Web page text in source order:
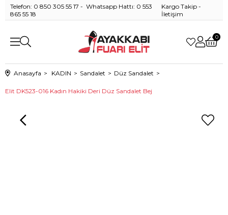
Telefon: 0 850 305 55 17 - Whatsapp Hattı: 0 553
865 55 18
Kargo Takip -
İletişim
0
Anasayfa KADIN Sandalet Düz Sandalet
Elit DK523-016 Kadın Hakiki Deri Düz Sandalet Bej